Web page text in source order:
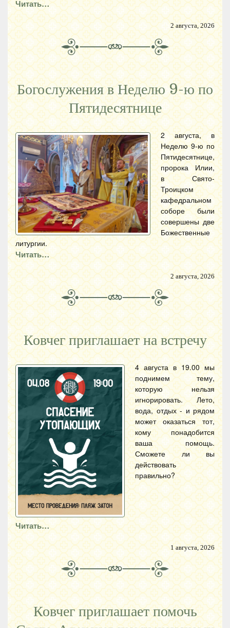
Читать…
2 августа, 2026
Богослужения в Неделю 9-ю по
Пятидесятнице
2 августа, в
Неделю 9-ю по
Пятидесятнице,
пророка Илии,
в Свято-
Троицком
кафедральном
соборе были
совершены две
Божественные
литургии.
Читать…
2 августа, 2026
Ковчег приглашает на встречу
4 августа в 19.00 мы
поднимем тему,
которую нельзя
игнорировать. Лето,
вода, отдых - и рядом
может оказаться тот,
кому понадобится
ваша помощь.
Сможете ли вы
действовать
правильно?
Читать…
1 августа, 2026
Ковчег приглашает помочь